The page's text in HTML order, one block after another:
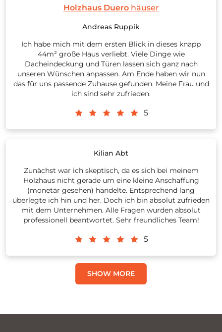
Holzhaus Duerohäuser
Andreas Ruppik
Ich habe mich mit dem ersten Blick in dieses knapp
44m² große Haus verliebt. Viele Dinge wie
Dacheindeckung und Türen lassen sich ganz nach
unseren Wünschen anpassen. Am Ende haben wir nun
das für uns passende Zuhause gefunden. Meine Frau und
ich sind sehr zufrieden.
5
Kilian Abt
Zunächst war ich skeptisch, da es sich bei meinem
Holzhaus nicht gerade um eine kleine Anschaffung
(monetär gesehen) handelte. Entsprechend lang
überlegte ich hin und her. Doch ich bin absolut zufrieden
mit dem Unternehmen. Alle Fragen wurden absolut
professionell beantwortet. Sehr freundliches Team!
5
SHOW MORE